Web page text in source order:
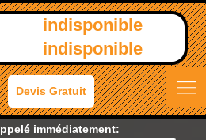
indisponible
indisponible
Devis Gratuit
immédiatement: